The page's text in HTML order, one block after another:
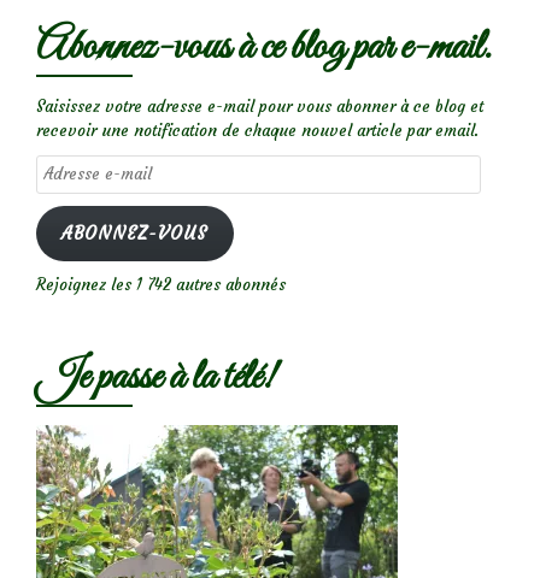
Abonnez-vous à ce blog par e-mail.
Saisissez votre adresse e-mail pour vous abonner à ce blog et
recevoir une notification de chaque nouvel article par email.
Adresse
e-
mail
ABONNEZ-VOUS
Rejoignez les 1 742 autres abonnés
Je passe à la télé!